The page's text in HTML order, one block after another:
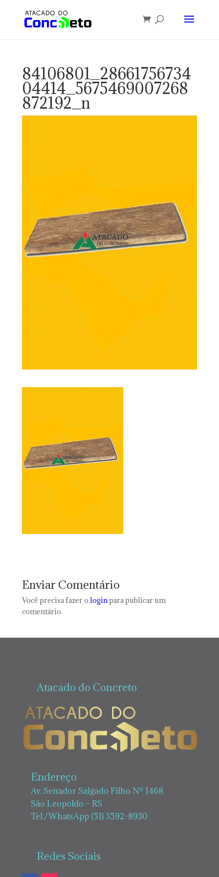
84106801_28661756734
04414_5675469007268
872192_n
Enviar Comentário
Você precisa fazer o loginpara publicar um
comentário.
Atacado do Concreto
Endereço
Av. Senador Salgado Filho Nº 1468
São Leopoldo – RS
Tel./WhatsApp (51) 3592-8930
Redes Sociais